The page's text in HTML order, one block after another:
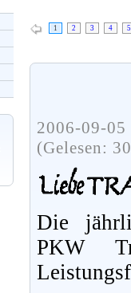
1 2 3 4 5
2006-09-
(Gelesen:
Die
PKW